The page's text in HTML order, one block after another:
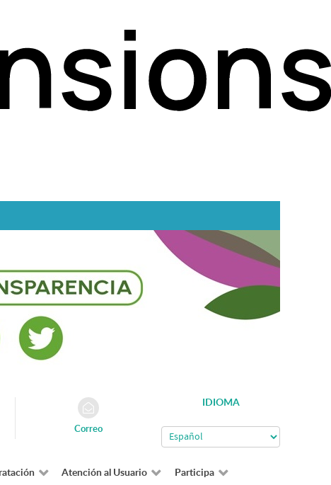
Correo
IDIOMA
Atención al Usuario Participa